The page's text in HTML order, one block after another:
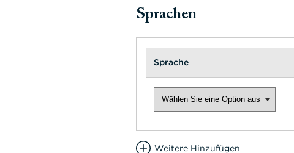
Sprachen
Sprache
Weitere Hinzufügen